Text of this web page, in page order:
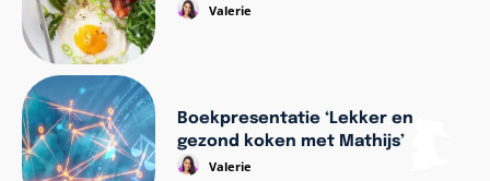
Valerie
Boekpresentatie ‘Lekker en
gezond koken met Mathijs’
Valerie